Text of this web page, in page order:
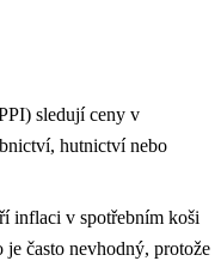
sledují ceny v
hutnictví nebo
inflaci v spotřebním koši
často nevhodný, protože